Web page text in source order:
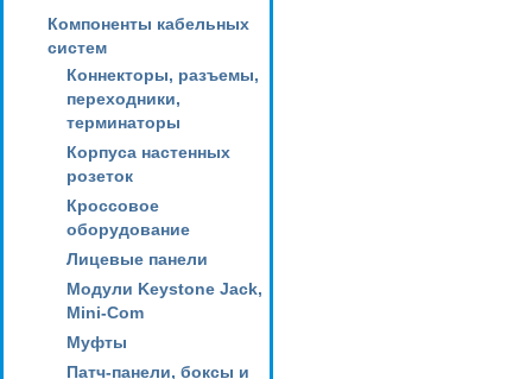
Компоненты кабельных
систем
Коннекторы, разъемы,
переходники,
терминаторы
Корпуса настенных
розеток
Кроссовое
оборудование
Лицевые панели
Модули Keystone Jack,
Mini-Com
Муфты
Патч-панели, боксы и